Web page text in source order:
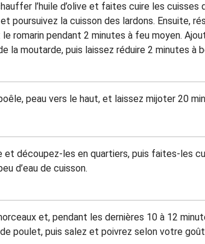
l’huile d’olive et faites cuire les
poursuivez la cuisson des lardons. Ensuite,
romarin pendant 2 minutes à feu moyen.
la moutarde, puis laissez réduire 2 minutes à
peau vers le haut, et laissez mijoter 20
découpez-les en quartiers, puis faites-les
d’eau de cuisson.
et, pendant les dernières 10 à 12
poulet, puis salez et poivrez selon votre